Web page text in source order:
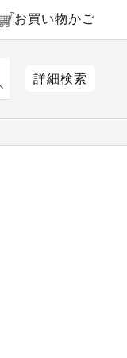
お買い物かご
詳細検索